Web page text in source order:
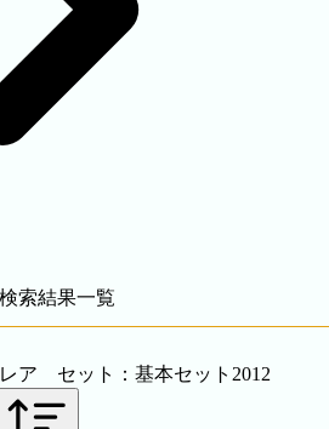
検索結果一覧
ア セット：基本セット2012